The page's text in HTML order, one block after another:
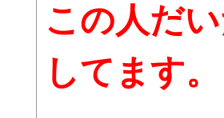
この人だ
してます。